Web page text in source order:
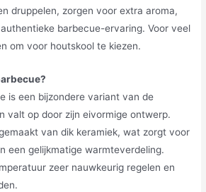
druppelen, zorgen voor extra aroma,
barbecue-ervaring. Voor veel
om voor houtskool te kiezen.
is een bijzondere variant van de
valt op door zijn eivormige ontwerp.
van dik keramiek, wat zorgt voor
een gelijkmatige warmteverdeling.
zeer nauwkeurig regelen en